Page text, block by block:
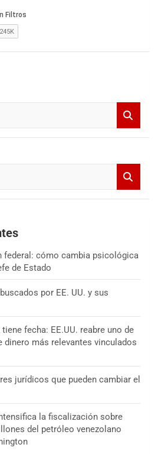
federal: cómo cambia psicológica
de Estado
por EE. UU. y sus
fecha: EE.UU. reabre uno de
dinero más relevantes vinculados
jurídicos que pueden cambiar el
la fiscalización sobre
del petróleo venezolano